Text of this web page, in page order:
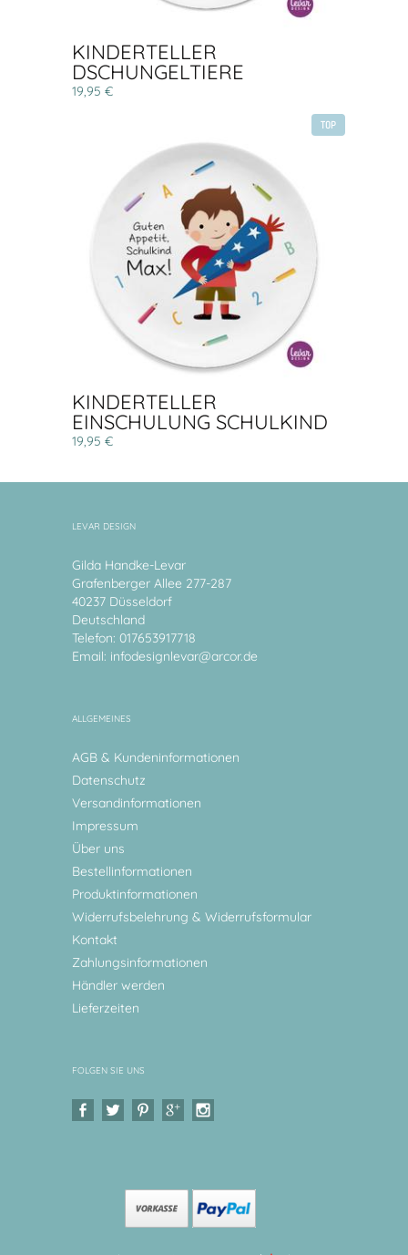
KINDERTELLER
DSCHUNGELTIERE
19,95 €
TOP
KINDERTELLER
EINSCHULUNG SCHULKIND
19,95 €
LEVAR DESIGN
Gilda Handke-Levar
Grafenberger Allee 277-287
40237 Düsseldorf
Deutschland
Telefon: 017653917718
Email: infodesignlevar@arcor.de
ALLGEMEINES
AGB & Kundeninformationen
Datenschutz
Versandinformationen
Impressum
Über uns
Bestellinformationen
Produktinformationen
Widerrufsbelehrung & Widerrufsformular
Kontakt
Zahlungsinformationen
Händler werden
Lieferzeiten
FOLGEN SIE UNS